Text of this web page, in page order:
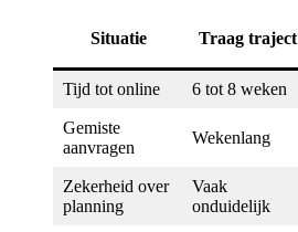
Situatie Traag traject
Tijd tot online 6 tot 8 weken
Gemiste
aanvragen
Wekenlang
Zekerheid over
planning
Vaak
onduidelijk